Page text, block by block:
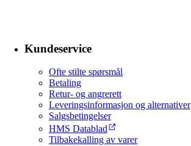
Kundeservice
Ofte stilte spørsmål
Betaling
Retur- og angrerett
Leveringsinformasjon og alternativer
Salgsbetingelser
HMS Datablad
Tilbakekalling av varer